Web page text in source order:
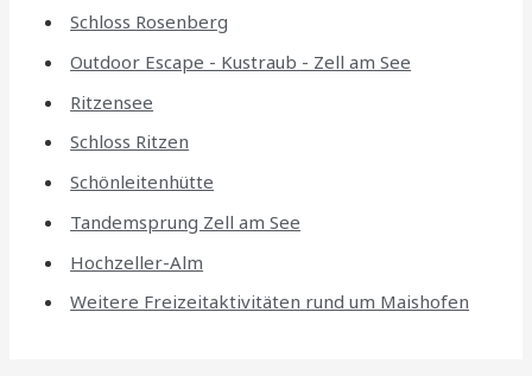
Schloss Rosenberg
Outdoor Escape - Kustraub - Zell am See
Ritzensee
Schloss Ritzen
Schönleitenhütte
Tandemsprung Zell am See
Hochzeller-Alm
Weitere Freizeitaktivitäten rund um Maishofen